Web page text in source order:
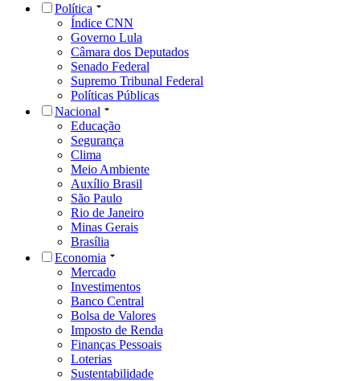
Política
Índice CNN
Governo Lula
Câmara dos Deputados
Senado Federal
Supremo Tribunal Federal
Políticas Públicas
Nacional
Educação
Segurança
Clima
Meio Ambiente
Auxílio Brasil
São Paulo
Rio de Janeiro
Minas Gerais
Brasília
Economia
Mercado
Investimentos
Banco Central
Bolsa de Valores
Imposto de Renda
Finanças Pessoais
Loterias
Sustentabilidade